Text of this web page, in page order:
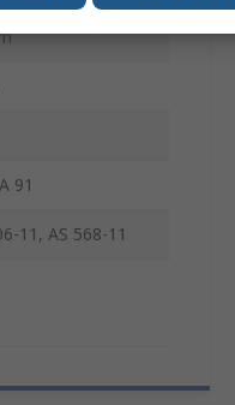
91
11, AS 568-11